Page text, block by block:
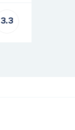
3.3